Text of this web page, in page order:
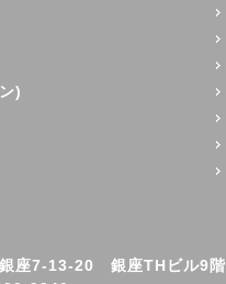
)
座7-13-20 銀座THビル9階